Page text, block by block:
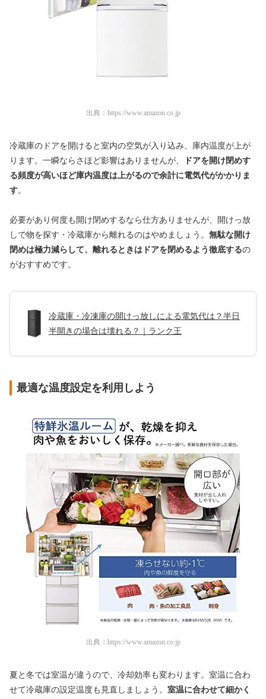
出典： https://www.amazon.co.jp
冷蔵庫のドアを開けると室内の空気が入り込み、庫内温度が上が
ります。一瞬ならさほど影響はありませんが、
ドアを開け閉めす
る頻度が高いほど庫内温度は上がるので余計に電気代がかかりま
す。
必要があり何度も開け閉めするなら仕方ありませんが、開けっ放
しで物を探す・冷蔵庫から離れるのはやめましょう。 無駄な開け
閉めは極力減らして、離れるときはドアを閉めるよう徹底するの
がおすすめです。
冷蔵庫・冷凍庫の開けっ放しによる電気代は？半日
半開きの場合は壊れる？｜ランク王
最適な温度設定を利用しよう
出典： https://www.amazon.co.jp
夏と冬では室温が違うので、冷却効率も変わります。室温に合わ
せて冷蔵庫の設定温度も見直しましょう。 室温に合わせて細かく